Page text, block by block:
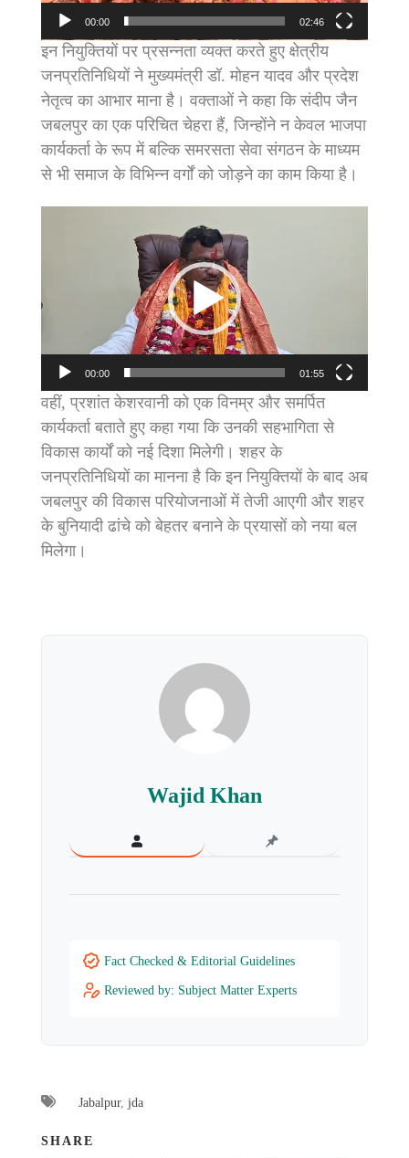
00:00 02:46
इन नियुक्तियों पर प्रसन्नता व्यक्त करते हुए क्षेत्रीय
जनप्रतिनिधियों ने मुख्यमंत्री डॉ. मोहन यादव और प्रदेश
नेतृत्व का आभार माना है। वक्ताओं ने कहा कि संदीप जैन
जबलपुर का एक परिचित चेहरा हैं, जिन्होंने न केवल भाजपा
कार्यकर्ता के रूप में बल्कि समरसता सेवा संगठन के माध्यम
से भी समाज के विभिन्न वर्गों को जोड़ने का काम किया है।
00:00 01:55
वहीं, प्रशांत केशरवानी को एक विनम्र और समर्पित
कार्यकर्ता बताते हुए कहा गया कि उनकी सहभागिता से
विकास कार्यों को नई दिशा मिलेगी। शहर के
जनप्रतिनिधियों का मानना है कि इन नियुक्तियों के बाद अब
जबलपुर की विकास परियोजनाओं में तेजी आएगी और शहर
के बुनियादी ढांचे को बेहतर बनाने के प्रयासों को नया बल
मिलेगा।
Wajid Khan
Fact Checked & Editorial Guidelines
Reviewed by: Subject Matter Experts
Jabalpur, jda
SHARE